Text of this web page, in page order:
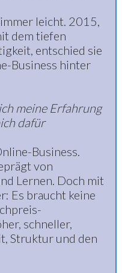
leicht. 2015,
dem tiefen
entschied sie
Business hinter
meine Erfahrung
dafür
Business.
von
Lernen. Doch mit
Es braucht keine
schneller,
Struktur und den